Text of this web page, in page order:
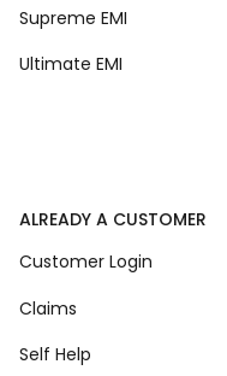
Supreme EMI
Ultimate EMI
ALREADY A CUSTOMER
Customer Login
Claims
Self Help